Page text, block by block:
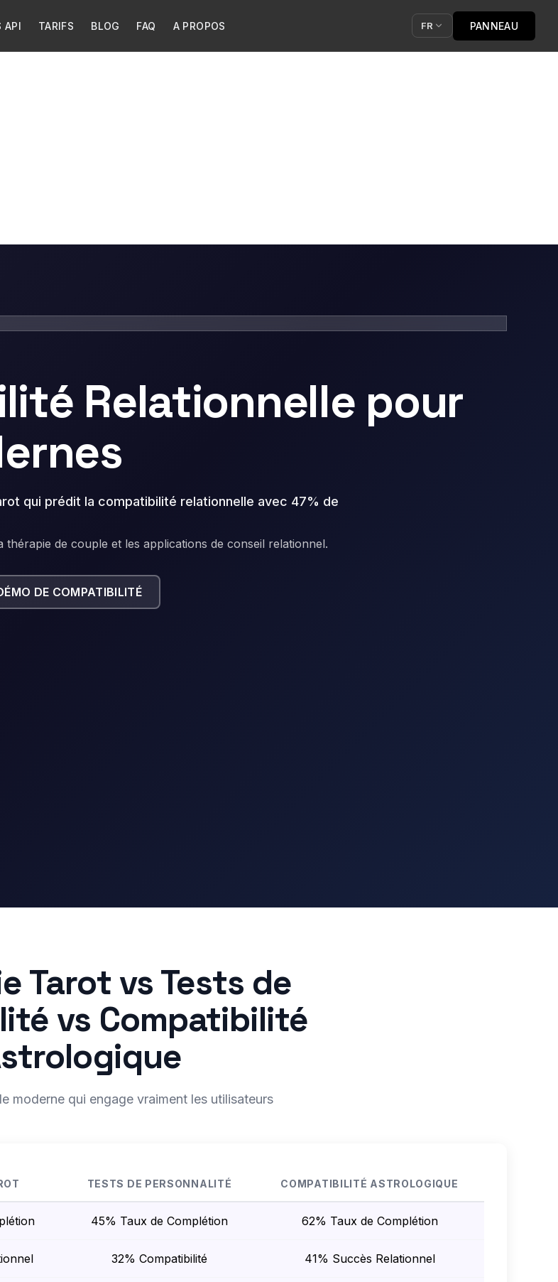
API TARIFS BLOG FAQ A PROPOS FR PANNEAU
Relationnelle pour
qui prédit la compatibilité relationnelle avec 47% de
de couple et les applications de conseil relationnel.
DE COMPATIBILITÉ
Tarot vs Tests de
vs Compatibilité
moderne qui engage vraiment les utilisateurs
TESTS DE PERSONNALITÉ COMPATIBILITÉ ASTROLOGIQUE
45% Taux de Complétion 62% Taux de Complétion
32% Compatibilité 41% Succès Relationnel